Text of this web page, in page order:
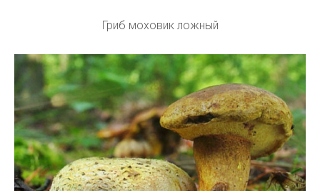
Гриб моховик ложный